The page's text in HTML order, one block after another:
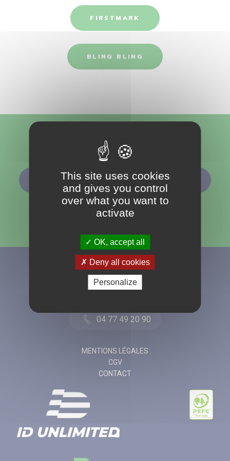
FIRSTMARK
BLING BLING
Nous suivre
ABONNEMENT À LA NEWSLETTER
04 77 49 20 90
MENTIONS LÉGALES
CGV
CONTACT
This site uses cookies
and gives you control
over what you want to
activate
OK, accept all
Deny all cookies
Personalize